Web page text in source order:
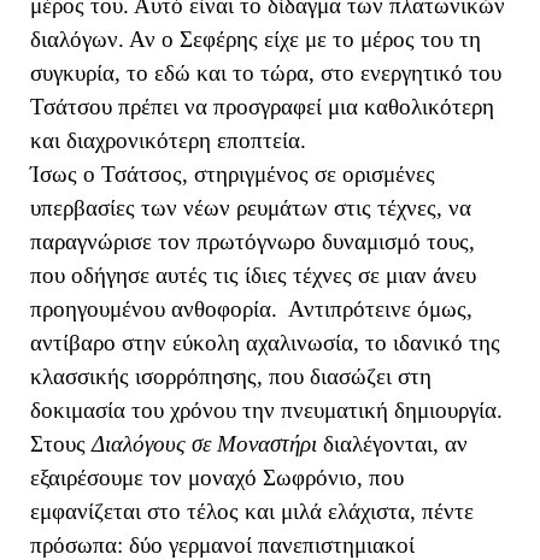
διαλόγων. Αν ο Σεφέρης είχε με το μέρος του τη
συγκυρία, το εδώ και το τώρα, στο ενεργητικό του
Τσάτσου πρέπει να προσγραφεί μια καθολικότερη
και διαχρονικότερη εποπτεία.
Ίσως ο Τσάτσος, στηριγμένος σε ορισμένες
υπερβασίες των νέων ρευμάτων στις τέχνες, να
παραγνώρισε τον πρωτόγνωρο δυναμισμό τους,
που οδήγησε αυτές τις ίδιες τέχνες σε μιαν άνευ
προηγουμένου ανθοφορία. Αντιπρότεινε όμως,
αντίβαρο στην εύκολη αχαλινωσία, το ιδανικό της
κλασσικής ισορρόπησης, που διασώζει στη
δοκιμασία του χρόνου την πνευματική δημιουργία.
ΣτουςΔιαλόγους σε Μοναστήρι διαλέγονται, αν
εξαιρέσουμε τον μοναχό Σωφρόνιο, που
εμφανίζεται στο τέλος και μιλά ελάχιστα, πέντε
πρόσωπα: δύο γερμανοί πανεπιστημιακοί